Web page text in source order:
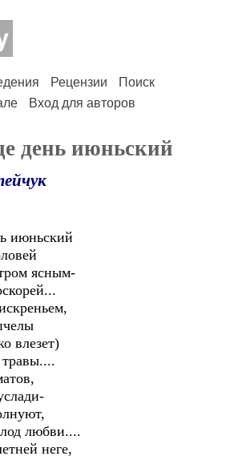
Рецензии
Поиск
Вход для авторов
день июньский
июньский
ясным-
влезет)
любви....
неге,